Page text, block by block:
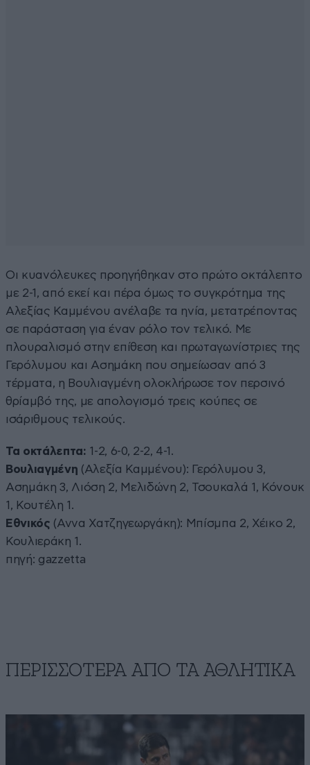
Οι κυανόλευκες προηγήθηκαν στο πρώτο οκτάλεπτο
με 2-1, από εκεί και πέρα όμως το συγκρότημα της
Αλεξίας Καμμένου ανέλαβε τα ηνία, μετατρέποντας
σε παράσταση για έναν ρόλο τον τελικό. Με
πλουραλισμό στην επίθεση και πρωταγωνίστριες της
Γερόλυμου και Ασημάκη που σημείωσαν από 3
τέρματα, η Βουλιαγμένη ολοκλήρωσε τον περσινό
θρίαμβό της, με απολογισμό τρεις κούπες σε
ισάριθμους τελικούς.
Τα οκτάλεπτα: 1-2, 6-0, 2-2, 4-1.
Βουλιαγμένη (Αλεξία Καμμένου): Γερόλυμου 3,
Ασημάκη 3, Λιόση 2, Μελιδώνη 2, Τσουκαλά 1, Κόνουκ
1, Κουτέλη 1.
Εθνικός (Αννα Χατζηγεωργάκη): Μπίσμπα 2, Χέικο 2,
Κουλιεράκη 1.
πηγή: gazzetta
ΠΕΡΙΣΣΟΤΕΡΑ ΑΠΟ ΤA ΑΘΛΗΤΙΚΑ